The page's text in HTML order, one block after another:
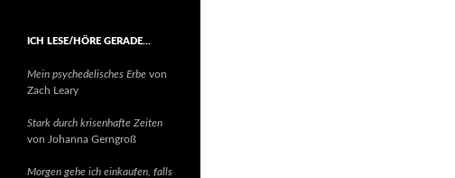
ICH LESE/HÖRE GERADE…
Mein psychedelisches Erbe von
Zach Leary
Stark durch krisenhafte Zeiten
von Johanna Gerngroß
Morgen gehe ich einkaufen, falls